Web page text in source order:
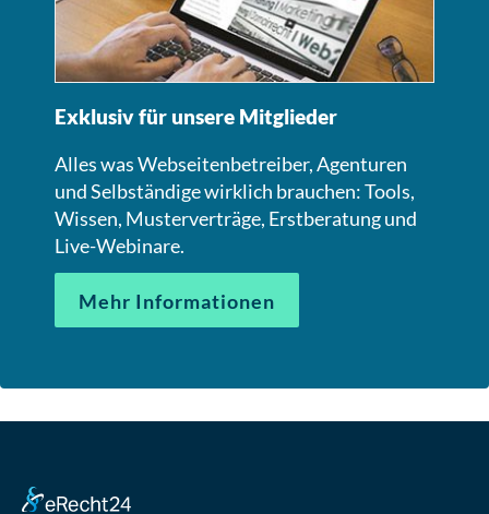
Exklusiv für unsere Mitglieder
Alles was Webseitenbetreiber, Agenturen
und Selbständige wirklich brauchen: Tools,
Wissen, Musterverträge, Erstberatung und
Live-Webinare.
Mehr Informationen